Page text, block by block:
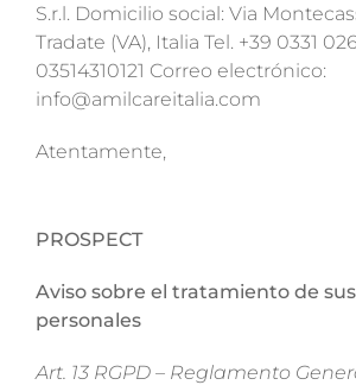
S.r.l. Domicilio social: Via
Tradate (VA), Italia Tel. +39 0331
03514310121 Correo electrónico:
info@amilcareitalia.com
Atentamente,
PROSPECT
Aviso sobre el tratamiento de
personales
Art. 13 RGPD – Reglamento